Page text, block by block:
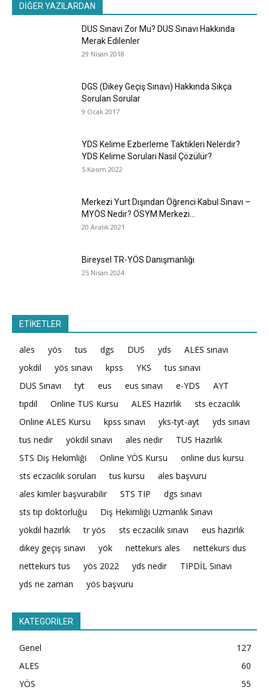
DİĞER YAZILARDAN
DUS Sınavı Zor Mu? DUS Sınavı Hakkında
Merak Edilenler
29 Nisan 2018
DGS (Dikey Geçiş Sınavı) Hakkında Sıkça
Sorulan Sorular
9 Ocak 2017
YDS Kelime Ezberleme Taktikleri Nelerdir?
YDS Kelime Soruları Nasıl Çözülür?
5 Kasım 2022
Merkezi Yurt Dışından Öğrenci Kabul Sınavı –
MYÖS Nedir? ÖSYM Merkezi...
20 Aralık 2021
Bireysel TR-YÖS Danışmanlığı
25 Nisan 2024
ETİKETLER
ales yös tus dgs DUS yds
ALES sınavı
yokdil
yös sınavı kpss YKS
tus sınavı
DUS Sınavı
tyt eus eus sınavı e-YDS
AYT
tıpdil
Online TUS Kursu ALES Hazırlık
sts eczacılık
Online ALES Kursu
kpss sınavı yks-tyt-ayt
yds sınavı
tus nedir
yökdil sınavı ales nedir
TUS Hazırlık
STS Diş Hekimliği
Online YÖS Kursu
online dus kursu
sts eczacılık soruları
tus kursu
ales başvuru
ales kimler başvurabilir
STS TIP
dgs sınavı
sts tıp doktorluğu
Diş Hekimliği Uzmanlık Sınavı
yökdil hazırlık
tr yös sts eczacılık sınavı
eus hazırlık
dikey geçiş sınavı
yök nettekurs ales
nettekurs dus
nettekurs tus
yös 2022 yds nedir
TIPDİL Sınavı
yds ne zaman
yös başvuru
KATEGORİLER
Genel
127
ALES
60
YÖS
55